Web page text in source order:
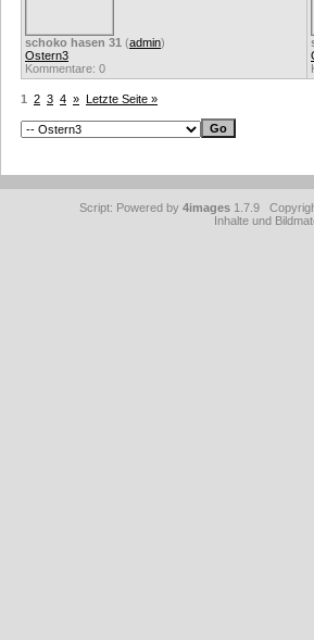
schoko hasen 31 (admin)
Ostern3
Kommentare: 0
1 2 3 4 » Letzte Seite »
Script: Powered by 4images 1.7.9
Inhalte und